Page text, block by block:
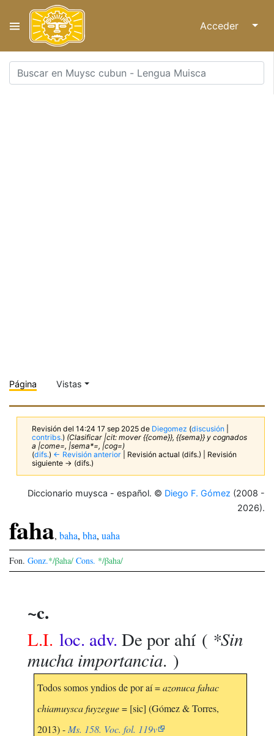
Acceder ↓
Página Vistas
Revisión del 14:24 17 sep 2025 de Diegomez (discusión
contribs.) (Clasificar |cit: mover {{come}}, {{sema}} y cognados
a |come=, |sema*=, |cog=)
(difs.) ← Revisión anterior | Revisión actual (difs.) | Revisión
siguiente → (difs.)
Diccionario muysca - español. © Diego F. Gómez (2008 -
2026).
faha, baha, bha, uaha
Fon. Gonz.*/βaha/ Cons. */βaha/
~c.
L.I. loc. adv. De por ahí( *Sin
mucha importancia. )
Todos somos yndios de por aí =azonuca fahac
chiamuysca fuyzegue= [sic] (Gómez & Torres,
2013) - Ms. 158. Voc. fol. 119v